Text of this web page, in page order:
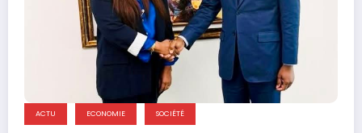
ACTU ECONOMIE SOCIÉTÉ